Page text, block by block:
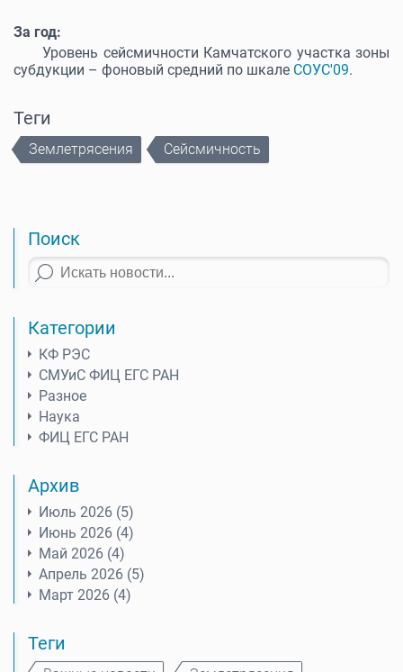
За год:
Уровень сейсмичности Камчатского участка зоны
субдукции – фоновый средний по шкале СОУС'09.
Теги
Землетрясения Сейсмичность
Поиск
Категории
КФ РЭС
СМУиС ФИЦ ЕГС РАН
Разное
Наука
ФИЦ ЕГС РАН
Архив
Июль 2026 (5)
Июнь 2026 (4)
Май 2026 (4)
Апрель 2026 (5)
Март 2026 (4)
Теги